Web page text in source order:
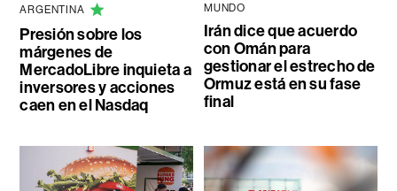
ARGENTINA
Presión sobre los
márgenes de
MercadoLibre inquieta a
inversores y acciones
caen en el Nasdaq
MUNDO
Irán dice que acuerdo
con Omán para
gestionar el estrecho de
Ormuz está en su fase
final